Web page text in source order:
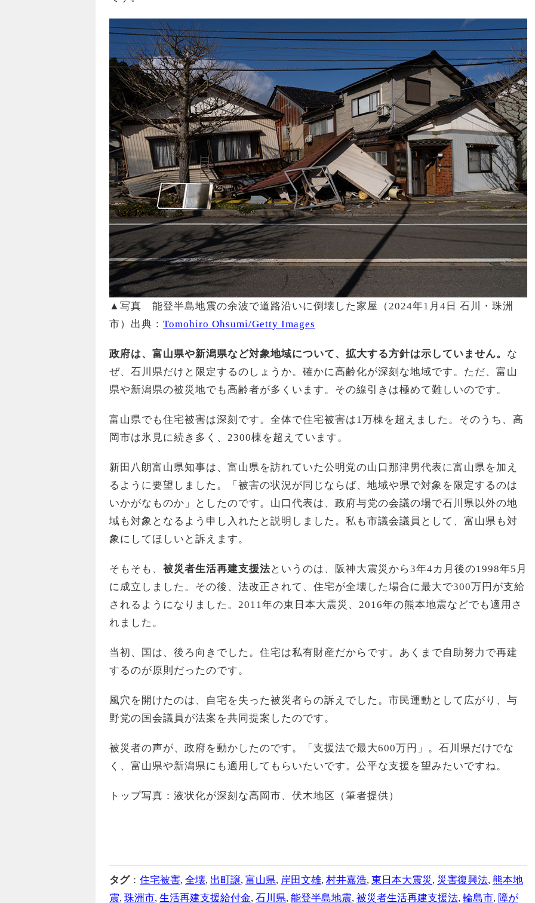
▲写真 能登半島地震の余波で道路沿いに倒壊した家屋（2024年1月4日 石川・珠洲
市）出典： Tomohiro Ohsumi/Getty Images
政府は、富山県や新潟県など対象地域について、拡大する方針は示していません。 な
ぜ、石川県だけと限定するのしょうか。確かに高齢化が深刻な地域です。ただ、富山
県や新潟県の被災地でも高齢者が多くいます。その線引きは極めて難しいのです。
富山県でも住宅被害は深刻です。全体で住宅被害は1万棟を超えました。そのうち、高
岡市は氷見に続き多く、2300棟を超えています。
新田八朗富山県知事は、富山県を訪れていた公明党の山口那津男代表に富山県を加え
るように要望しました。「被害の状況が同じならば、地域や県で対象を限定するのは
いかがなものか」としたのです。山口代表は、政府与党の会議の場で石川県以外の地
域も対象となるよう申し入れたと説明しました。私も市議会議員として、富山県も対
象にしてほしいと訴えます。
そもそも、 被災者生活再建支援法 というのは、阪神大震災から3年4カ月後の1998年5月
に成立しました。その後、法改正されて、住宅が全壊した場合に最大で300万円が支給
されるようになりました。2011年の東日本大震災、2016年の熊本地震などでも適用さ
れました。
当初、国は、後ろ向きでした。住宅は私有財産だからです。あくまで自助努力で再建
するのが原則だったのです。
風穴を開けたのは、自宅を失った被災者らの訴えでした。市民運動として広がり、与
野党の国会議員が法案を共同提案したのです。
被災者の声が、政府を動かしたのです。「支援法で最大600万円」。石川県だけでな
く、富山県や新潟県にも適用してもらいたいです。公平な支援を望みたいですね。
トップ写真：液状化が深刻な高岡市、伏木地区（筆者提供）
タグ： 住宅被害, 全壊, 出町譲, 富山県, 岸田文雄, 村井嘉浩, 東日本大震災 , 災害復興法, 熊本地
震, 珠洲市, 生活再建支援給付金, 石川県, 能登半島地震, 被災者生活再建支援法, 輪島市, 障が